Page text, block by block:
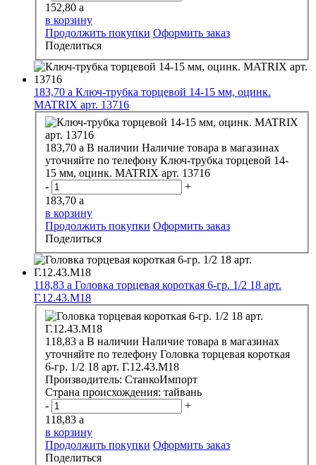
152,80 a
в корзину
Продолжить покупки Оформить заказ
Поделиться
183,70 a Ключ-трубка торцевой 14-15 мм, оцинк.
MATRIX арт. 13716
183,70 a В наличии Наличие товара в магазинах
уточняйте по телефону Ключ-трубка торцевой 14-
15 мм, оцинк. MATRIX арт. 13716
-
+
183,70 a
в корзину
Продолжить покупки Оформить заказ
Поделиться
118,83 a Головка торцевая короткая 6-гр. 1/2 18 арт.
Г.12.43.М18
118,83 a В наличии Наличие товара в магазинах
уточняйте по телефону Головка торцевая короткая
6-гр. 1/2 18 арт. Г.12.43.М18
Производитель: СтанкоИмпорт
Страна происхождения: тайвань
-
+
118,83 a
в корзину
Продолжить покупки Оформить заказ
Поделиться